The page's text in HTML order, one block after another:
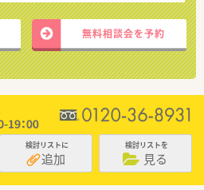
無料相談会を予約
検討リストに
追加
検討リストを
見る